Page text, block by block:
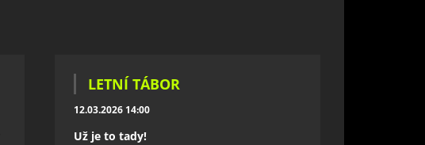
LETNÍ TÁBOR
12.03.2026 14:00
Už je to tady!